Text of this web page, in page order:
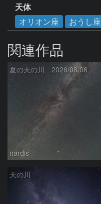
天体
オリオン座
おうし座
関連作品
夏の天の川 2026/08/06
nardis
天の川